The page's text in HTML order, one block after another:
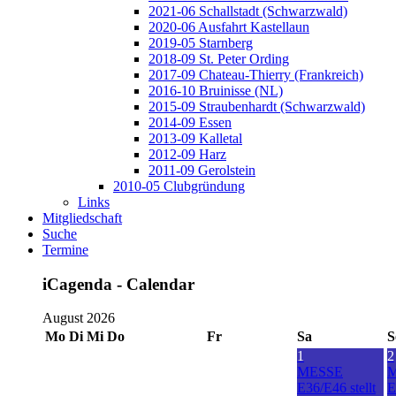
2021-06 Schallstadt (Schwarzwald)
2020-06 Ausfahrt Kastellaun
2019-05 Starnberg
2018-09 St. Peter Ording
2017-09 Chateau-Thierry (Frankreich)
2016-10 Bruinisse (NL)
2015-09 Straubenhardt (Schwarzwald)
2014-09 Essen
2013-09 Kalletal
2012-09 Harz
2011-09 Gerolstein
2010-05 Clubgründung
Links
Mitgliedschaft
Suche
Termine
iCagenda - Calendar
August 2026
Mo Di Mi Do Fr Sa
1
MESSE
E36/E46 stellt
2